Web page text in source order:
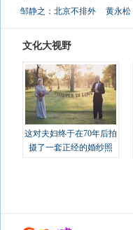
邹静之：北京不排外 黄永松
文化大视野
这对夫妇终于在70年后拍
摄了一套正经的婚纱照